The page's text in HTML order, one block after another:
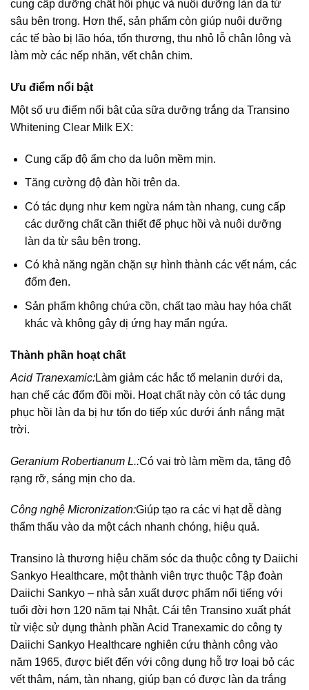
cung cấp dưỡng chất hồi phục và nuôi dưỡng làn da từ
sâu bên trong. Hơn thế, sản phẩm còn giúp nuôi dưỡng
các tế bào bị lão hóa, tổn thương, thu nhỏ lỗ chân lông và
làm mờ các nếp nhăn, vết chân chim.
Ưu điểm nổi bật
Một số ưu điểm nổi bật của sữa dưỡng trắng da Transino
Whitening Clear Milk EX:
Cung cấp độ ẩm cho da luôn mềm mịn.
Tăng cường độ đàn hồi trên da.
Có tác dụng như kem ngừa nám tàn nhang, cung cấp
các dưỡng chất cần thiết để phục hồi và nuôi dưỡng
làn da từ sâu bên trong.
Có khả năng ngăn chặn sự hình thành các vết nám, các
đốm đen.
Sản phẩm không chứa cồn, chất tạo màu hay hóa chất
khác và không gây dị ứng hay mẩn ngứa.
Thành phần hoạt chất
Acid Tranexamic:Làm giảm các hắc tố melanin dưới da,
hạn chế các đốm đồi mồi. Hoạt chất này còn có tác dụng
phục hồi làn da bị hư tổn do tiếp xúc dưới ánh nắng mặt
trời.
Geranium Robertianum L.:Có vai trò làm mềm da, tăng độ
rạng rỡ, sáng mịn cho da.
Công nghệ Micronization:Giúp tạo ra các vi hạt dễ dàng
thẩm thấu vào da một cách nhanh chóng, hiệu quả.
Transino là thương hiệu chăm sóc da thuộc công ty Daiichi
Sankyo Healthcare, một thành viên trực thuộc Tập đoàn
Daiichi Sankyo – nhà sản xuất dược phẩm nổi tiếng với
tuổi đời hơn 120 năm tại Nhật. Cái tên Transino xuất phát
từ việc sử dụng thành phần Acid Tranexamic do công ty
Daiichi Sankyo Healthcare nghiên cứu thành công vào
năm 1965, được biết đến với công dụng hỗ trợ loại bỏ các
vết thâm, nám, tàn nhang, giúp bạn có được làn da trắng